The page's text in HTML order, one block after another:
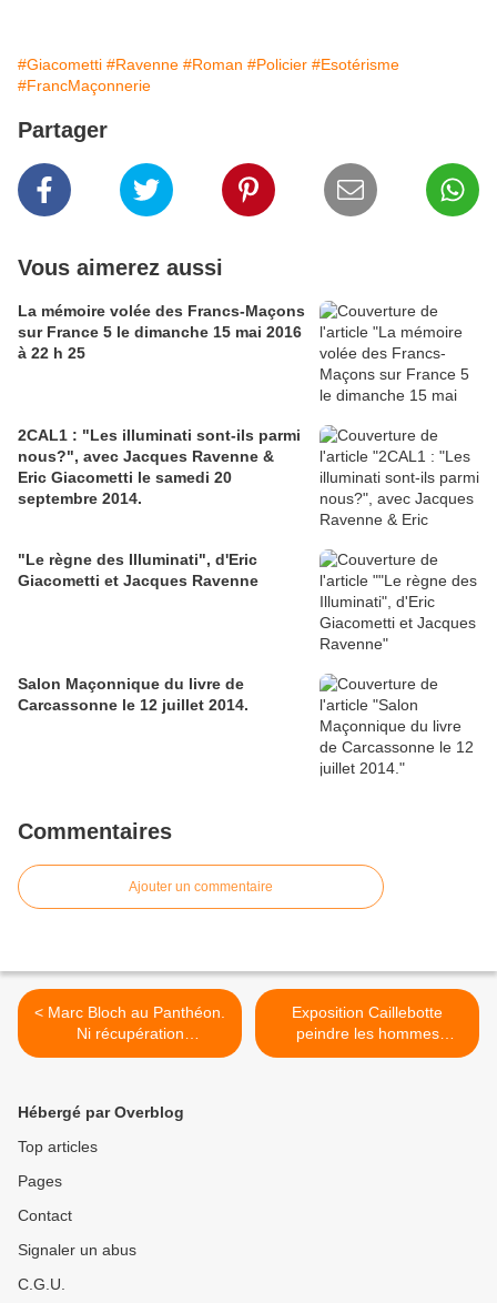
#Giacometti #Ravenne #Roman #Policier #Esotérisme
#FrancMaçonnerie
Partager
Vous aimerez aussi
La mémoire volée des Francs-Maçons
sur France 5 le dimanche 15 mai 2016
à 22 h 25
2CAL1 : "Les illuminati sont-ils parmi
nous?", avec Jacques Ravenne &
Eric Giacometti le samedi 20
septembre 2014.
"Le règne des Illuminati", d'Eric
Giacometti et Jacques Ravenne
Salon Maçonnique du livre de
Carcassonne le 12 juillet 2014.
Commentaires
Ajouter un commentaire
< Marc Bloch au Panthéon.
Ni récupération
communautaire, ni
cérémonie selon la famille.
Exposition Caillebotte
peindre les hommes
jusqu'au 19 janvier 2025 au
Hébergé par Overblog
Top articles
Pages
Contact
Signaler un abus
C.G.U.